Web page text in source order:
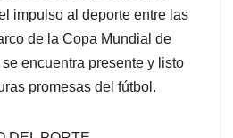
impulso al deporte entre las
de la Copa Mundial de
encuentra presente y listo
promesas del fútbol.